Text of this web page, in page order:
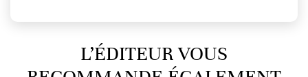
L’ÉDITEUR VOUS